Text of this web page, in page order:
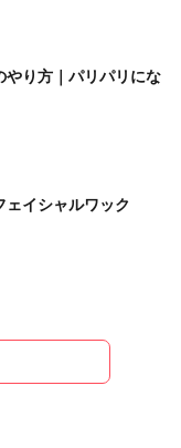
やり方｜パリパリにな
ェイシャルワック